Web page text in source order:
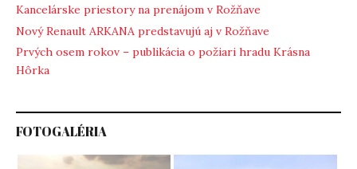
Kancelárske priestory na prenájom v Rožňave
Nový Renault ARKANA predstavujú aj v Rožňave
Prvých osem rokov – publikácia o požiari hradu Krásna
Hôrka
FOTOGALÉRIA